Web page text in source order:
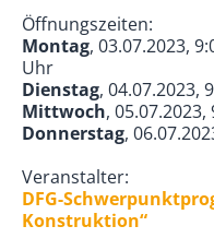
Öffnungszeiten:
Montag, 03.07.2023,
Uhr
Dienstag, 04.07.2023,
Mittwoch,
Donnerstag,
Veranstalter:
DFG-
Konstruktion“